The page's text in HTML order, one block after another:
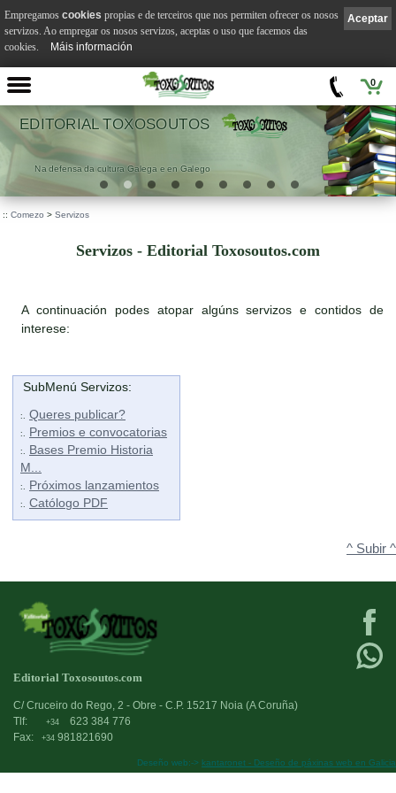
0
e en Galego
VILA
:: Comezo > Servizos
Servizos - Editorial Toxosoutos.com
A continuación podes atopar algúns servizos e contidos de
interese:
SubMenú Servizos:
:. Queres publicar?
:. Premios e convocatorias
:.
Bases Premio Historia
M...
:. Próximos lanzamientos
:. Católogo PDF
^ Subir ^
Editorial Toxosoutos.com
C/ Cruceiro do Rego, 2 - Obre - C.P. 15217 Noia (A Coruña)
Tlf:
+34
623 384 776
Fax:
+34 981821690
Deseño web:-> kantaronet - Deseño de páxinas web en Galicia
Aceptar
Empregamos cookies propias e de terceiros que nos permiten ofrecer os nosos
servizos. Ao empregar os nosos servizos, aceptas o uso que facemos das
cookies.
Máis información